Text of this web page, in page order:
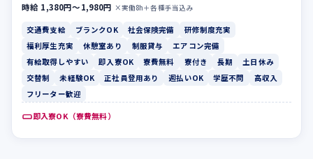
時給 1,380円〜1,980円 ×実働8h＋各種手当込み
交通費支給 ブランクOK 社会保険完備
研修制度充実
福利厚生充実
休憩室あり 制服貸与
エアコン完備
有給取得しやすい
即入寮OK 寮費無料 寮付き 長期
土日休み
交替制
未経験OK 正社員登用あり 週払いOK 学歴不問
高収入
フリーター歓迎
即入寮OK（寮費無料）